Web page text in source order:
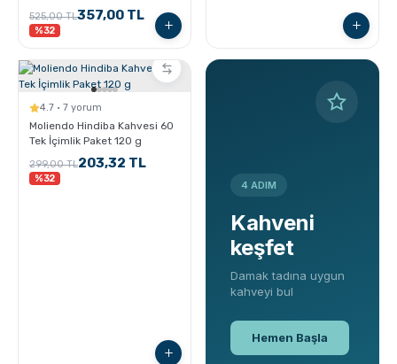
525,00 TL357,00 TL
%32
4.7 · 7 yorum
Moliendo Hindiba Kahvesi 60
Tek İçimlik Paket 120 g
299,00 TL203,32 TL
%32